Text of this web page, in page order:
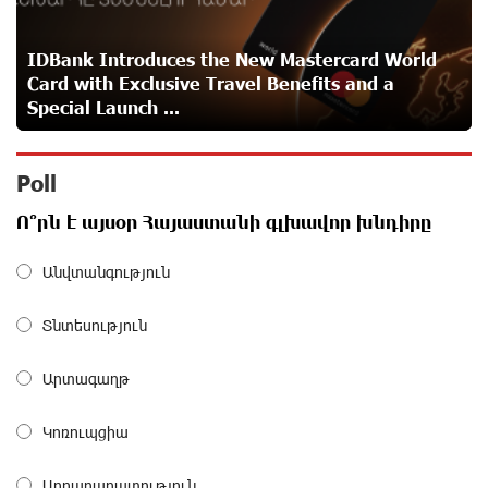
of Converse SME
Idram is the general partner of the "Towards Conscious
Parenting 2026" annual conference
about a month ago
the Support of Unibank
Bonds
From Financial Adventures to Great Victories: The 4th
Junius Financial Online Tournament Wrapped Up
IDBank Introduces the New Mastercard World
Card with Exclusive Travel Benefits and a
Special Launch ...
Poll
Ո՞րն է այսօր Հայաստանի գլխավոր խնդիրը
Անվտանգություն
Տնտեսություն
Արտագաղթ
Կոռուպցիա